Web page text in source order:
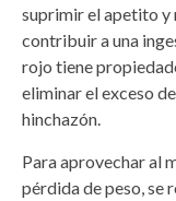
suprimir el apetito y
contribuir a una
rojo tiene
eliminar el exceso
hinchazón.
Para aprovechar al
pérdida de peso, se